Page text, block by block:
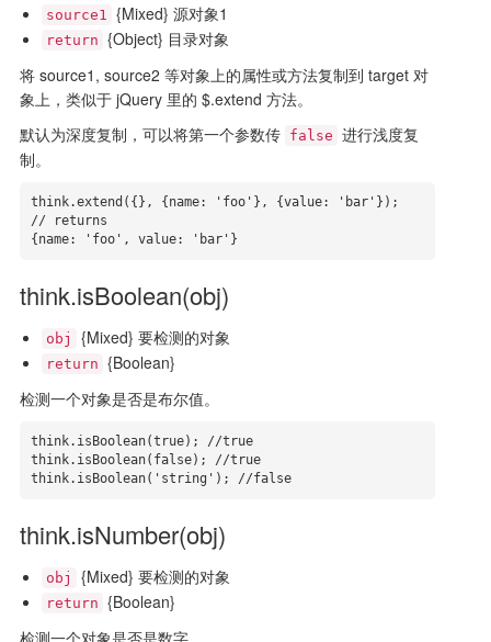
source1 {Mixed} 源对象1
return {Object} 目录对象
将 source1, source2 等对象上的属性或方法复制到 target 对
象上，类似于 jQuery 里的 $.extend 方法。
默认为深度复制，可以将第一个参数传 false 进行浅度复
制。
think.extend({}, {name: 'foo'}, {value: 'bar'});
// returns
{name: 'foo', value: 'bar'}
think.isBoolean(obj)
obj {Mixed} 要检测的对象
return {Boolean}
检测一个对象是否是布尔值。
think.isBoolean(true); //true
think.isBoolean(false); //true
think.isBoolean('string'); //false
think.isNumber(obj)
obj {Mixed} 要检测的对象
return {Boolean}
检测一个对象是否是数字。